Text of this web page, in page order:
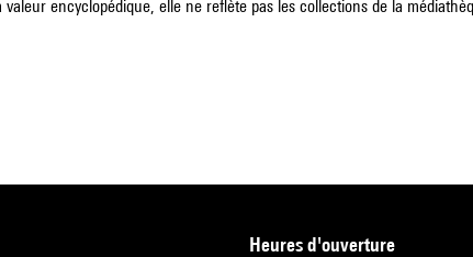
encyclopédique, elle ne reflète pas les collections de la
heures d'ouverture